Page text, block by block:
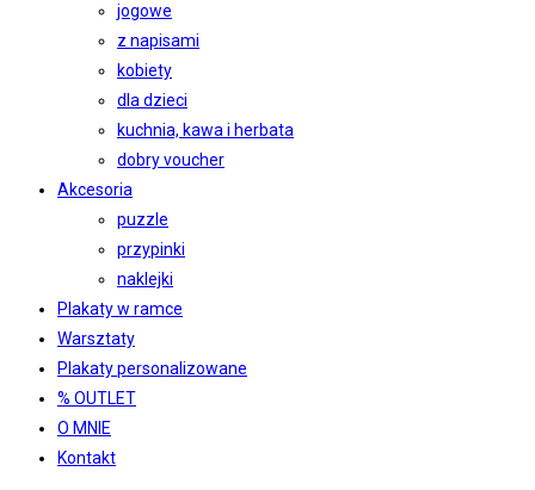
jogowe
z napisami
kobiety
dla dzieci
kuchnia, kawa i herbata
dobry voucher
Akcesoria
puzzle
przypinki
naklejki
Plakaty w ramce
Warsztaty
Plakaty personalizowane
% OUTLET
O MNIE
Kontakt